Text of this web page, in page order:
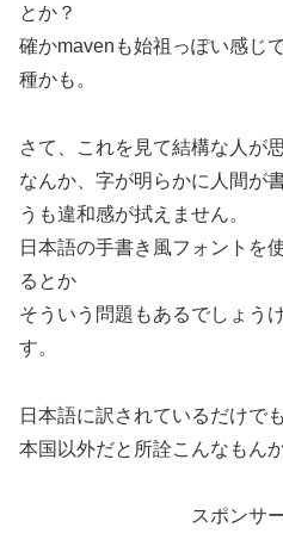
とか？
確かmavenも始祖っぽい感じ
種かも。
さて、これを見て結構な人が
なんか、字が明らかに人間が
うも違和感が拭えません。
日本語の手書き風フォントを
るとか
そういう問題もあるでしょう
す。
日本語に訳されているだけで
本国以外だと所詮こんなもん
スポンサ